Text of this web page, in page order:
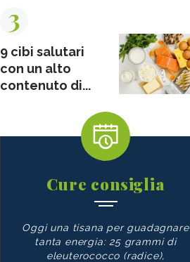
3
9 cibi salutari
con un alto
contenuto di...
Cure consiglia
Oggi una tisana per guadagnare
tanta energia: 25 grammi di
eleuterococco (radice),